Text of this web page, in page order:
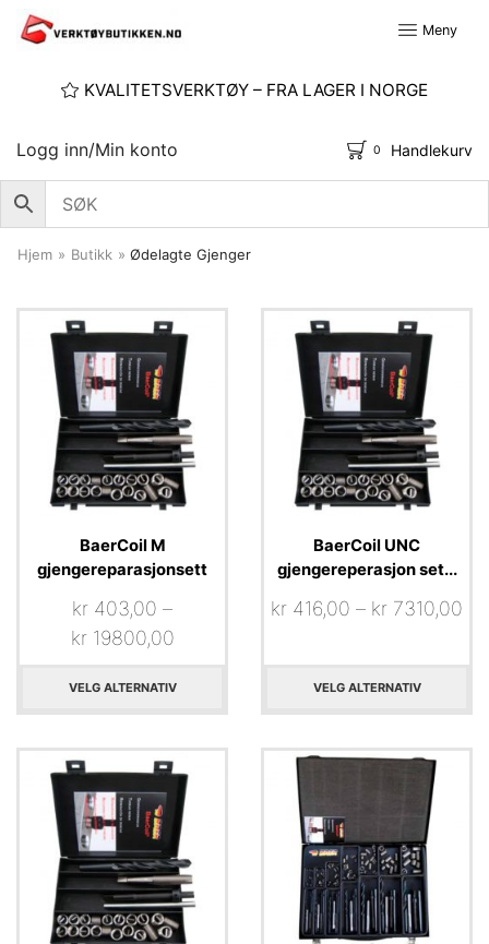
Meny
KVALITETSVERKTØY – FRA LAGER I NORGE
Logg inn/Min konto 0 Handlekurv
Hjem » Butikk » Ødelagte Gjenger
BaerCoil M
gjengereparasjonsett
kr 403,00 –
kr19800,00
VELG ALTERNATIV
BaerCoil UNC
gjengereperasjon set...
kr 416,00 – kr 7310,00
VELG ALTERNATIV